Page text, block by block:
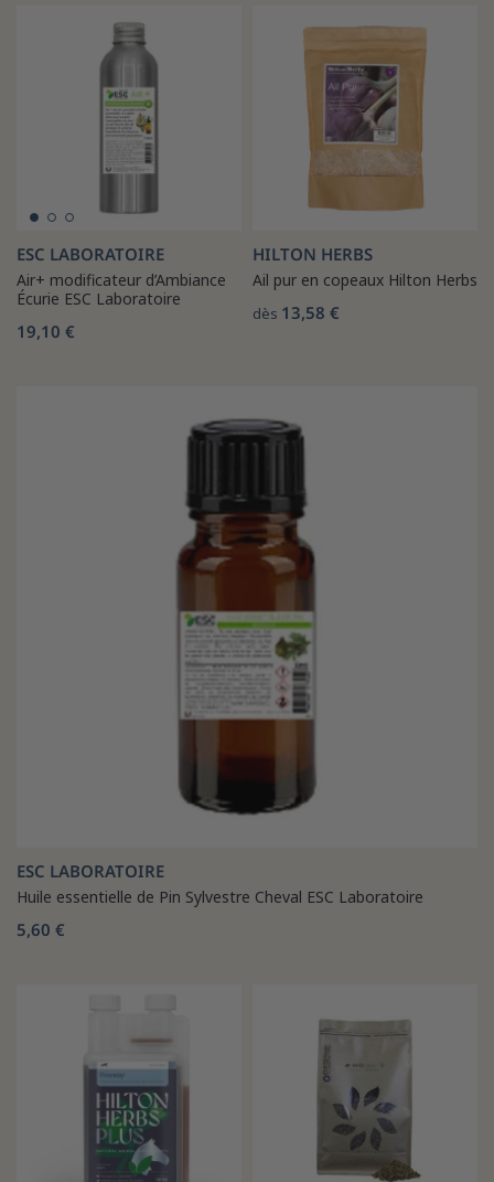
ESC LABORATOIRE
Air+ modificateur d’Ambiance
Écurie ESC Laboratoire
19,10 €
HILTON HERBS
Ail pur en copeaux Hilton Herbs
dès 13,58 €
ESC LABORATOIRE
Huile essentielle de Pin Sylvestre Cheval ESC Laboratoire
5,60 €